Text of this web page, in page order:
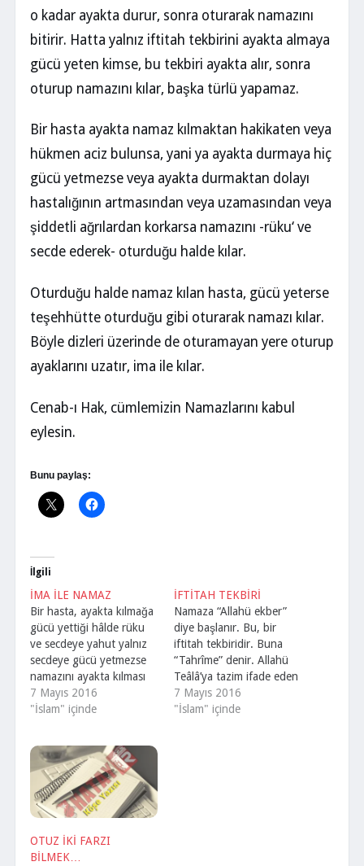
o kadar ayakta durur, sonra oturarak namazını
bitirir. Hatta yalnız iftitah tekbirini ayakta almaya
gücü yeten kimse, bu tekbiri ayakta alır, sonra
oturup namazını kılar, başka türlü yapamaz.
Bir hasta ayakta namaz kılmaktan hakikaten veya
hükmen aciz bulunsa, yani ya ayakta durmaya hiç
gücü yetmezse veya ayakta durmaktan dolayı
hastalığının artmasından veya uzamasından veya
şiddetli ağrılardan korkarsa namazını -rüku‘ ve
secde ederek- oturduğu halde kılar.
Oturduğu halde namaz kılan hasta, gücü yeterse
teşehhütte oturduğu gibi oturarak namazı kılar.
Böyle dizleri üzerinde de oturamayan yere oturup
ayaklarını uzatır, ima ile kılar.
Cenab-ı Hak, cümlemizin Namazlarını kabul
eylesin.
Bunu paylaş:
İlgili
İMA İLE NAMAZ
Bir hasta, ayakta kılmağa
gücü yettiği hâlde rüku
ve secdeye yahut yalnız
secdeye gücü yetmezse
namazını ayakta kılması
lazım gelmez. Tahiyyatta
oturduğu gibi yere
aşağıya doğru eğme,
secde de biraz daha fazla
eğmektir. Rüku’ ve secde
ile namaz kıldığı takdirde
7 Mayıs 2016
"İslam" içinde
İFTİTAH TEKBİRİ
Namaza “Allahü ekber”
diye başlanır. Bu, bir
iftitah tekbiridir. Buna
“Tahrîme” denir. Allahü
Teâlâ’ya tazim ifade eden
“Allâhü ekber” lafzı ile
iftitah tekbiri alınır ve
7 Mayıs 2016
"İslam" içinde
OTUZ İKİ FARZI
BİLMEK…